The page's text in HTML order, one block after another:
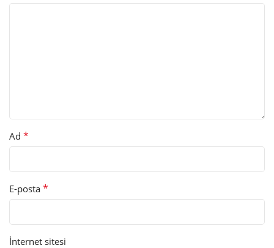
Ad *
E-posta *
İnternet sitesi